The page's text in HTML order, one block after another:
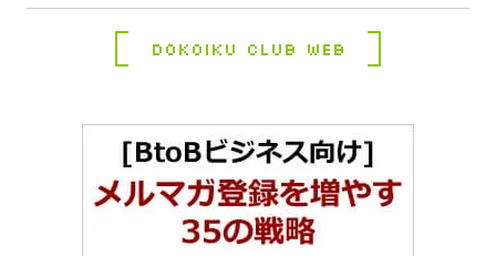
Dokoiku Club Web